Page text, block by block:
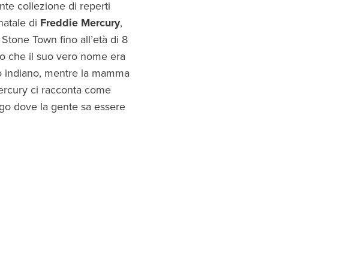
collezione di reperti
di Freddie Mercury,
Town fino all’età di 8
che il suo vero nome era
mentre la mamma
ci racconta come
dove la gente sa essere